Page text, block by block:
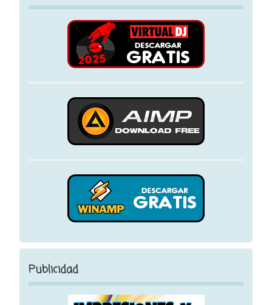
Publicidad